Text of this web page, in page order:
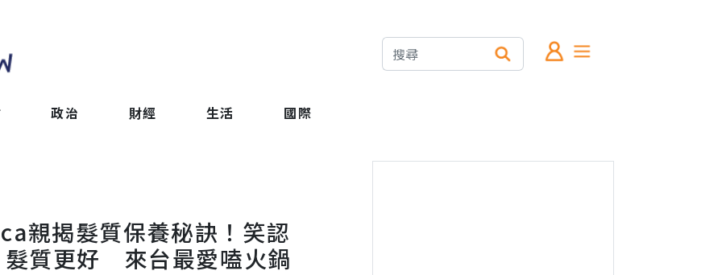
政治 財經 生活 國際
親揭髮質保養秘訣！笑認
髮質更好 來台最愛嗑火鍋